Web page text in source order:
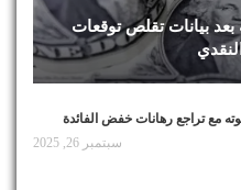
بعد بيانات تقلص توقعات
مع تراجع رهانات خفض الفائدة
سبتمبر 26, 2025